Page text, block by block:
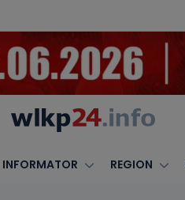
INFORMATOR REGION